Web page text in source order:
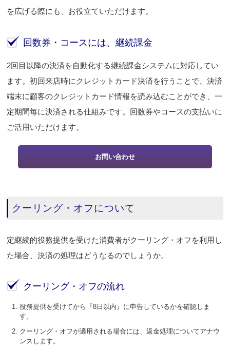
を広げる際にも、お役立ていただけます。
回数券・コースには、継続課金
2回目以降の決済を自動化する継続課金システムに対応してい
ます。初回来店時にクレジットカード決済を行うことで、決済
端末に顧客のクレジットカード情報を読み込むことができ、一
定期間毎に決済される仕組みです。回数券やコースの支払いに
ご活用いただけます。
お問い合わせ
クーリング・オフについて
定継続的役務提供を受けた消費者がクーリング・オフを利用し
た場合、決済の処理はどうなるのでしょうか。
クーリング・オフの流れ
役務提供を受けてから『8日以内』に申告しているかを確認しま
す。
クーリング・オフが適用される場合には、返金処理についてアナウ
ンスします。